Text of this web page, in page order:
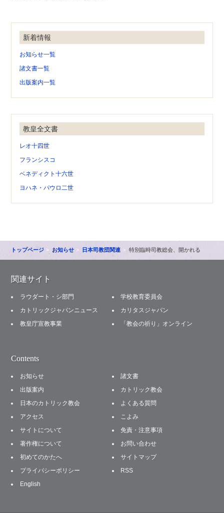
新着情報
お知らせ一覧
諸文書一覧
出版案内一覧
教皇全文書
レオ十四世
フランシスコ
ベネディクト十六世
ヨハネ・パウロ二世
トップページ お知らせ 日本司教団関連 特別臨時司教総会、開かれる
関連サイト
ラウダート・シ部門
学校教育委員会
カトリックジャパンニュース
カリタスジャパン
教皇庁宣教事業
「教会の祈り」オンライン
Contents
お知らせ
諸文書
出版案内
カトリック教会
日本のカトリック教会
よくある質問
アクセス
こよみ
サイトについて
免責・注意事項
著作権について
お問い合わせ
初めてのかたへ
サイトマップ
プライバシーポリシー
RSS
English